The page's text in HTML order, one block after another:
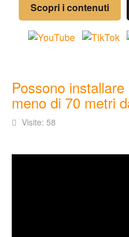
Scopri i contenuti
Possono
meno di 70 metri
Visite: 58